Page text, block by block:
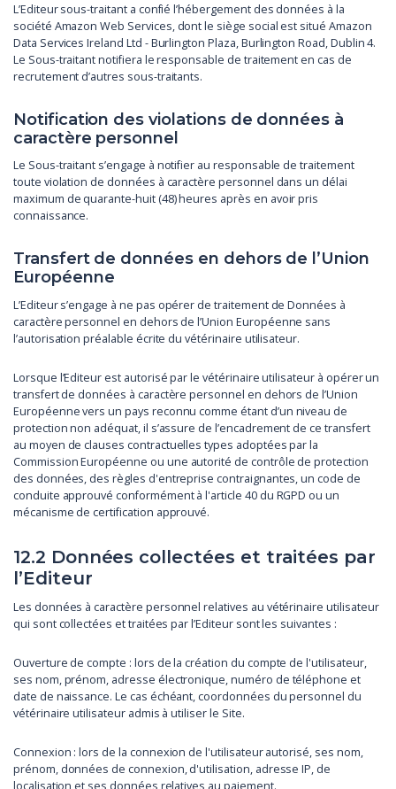
L’Editeur sous-traitant a confié l’hébergement des données à la
société Amazon Web Services, dont le siège social est situé Amazon
Data Services Ireland Ltd - Burlington Plaza, Burlington Road, Dublin 4.
Le Sous-traitant notifiera le responsable de traitement en cas de
recrutement d’autres sous-traitants.
Notification des violations de données à
caractère personnel
Le Sous-traitant s’engage à notifier au responsable de traitement
toute violation de données à caractère personnel dans un délai
maximum de quarante-huit (48) heures après en avoir pris
connaissance.
Transfert de données en dehors de l’Union
Européenne
L’Editeur s’engage à ne pas opérer de traitement de Données à
caractère personnel en dehors de l’Union Européenne sans
l’autorisation préalable écrite du vétérinaire utilisateur.
Lorsque l’Editeur est autorisé par le vétérinaire utilisateur à opérer un
transfert de données à caractère personnel en dehors de l’Union
Européenne vers un pays reconnu comme étant d’un niveau de
protection non adéquat, il s’assure de l’encadrement de ce transfert
au moyen de clauses contractuelles types adoptées par la
Commission Européenne ou une autorité de contrôle de protection
des données, des règles d'entreprise contraignantes, un code de
conduite approuvé conformément à l'article 40 du RGPD ou un
mécanisme de certification approuvé.
12.2 Données collectées et traitées par
l’Editeur
Les données à caractère personnel relatives au vétérinaire utilisateur
qui sont collectées et traitées par l’Editeur sont les suivantes :
Ouverture de compte : lors de la création du compte de l'utilisateur,
ses nom, prénom, adresse électronique, numéro de téléphone et
date de naissance. Le cas échéant, coordonnées du personnel du
vétérinaire utilisateur admis à utiliser le Site.
Connexion : lors de la connexion de l'utilisateur autorisé, ses nom,
prénom, données de connexion, d'utilisation, adresse IP, de